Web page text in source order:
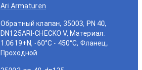
Ari Armaturen
Обратный клапан, 35003, PN 40,
DN125ARI-CHECKO V, Материал:
1.0619+N, -60°C - 450°C, Фланец,
Проходной